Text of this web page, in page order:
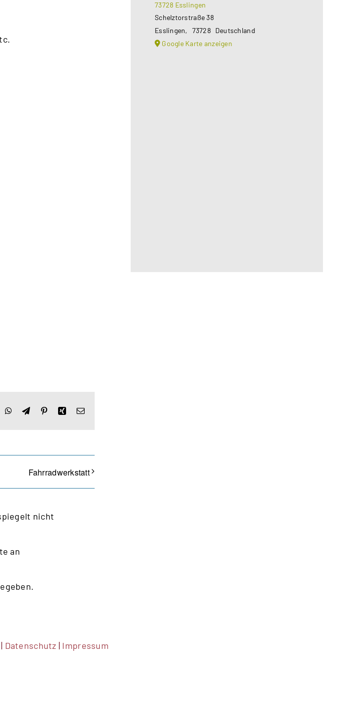
WhatsApp
TelegramPinterestXingE-
Fahrradwerkstatt
nicht
an
73728 Esslingen
Schelztorstraße 38
Esslingen, 73728 Deutschland
Google Karte anzeigen
Datenschutz | Impressum